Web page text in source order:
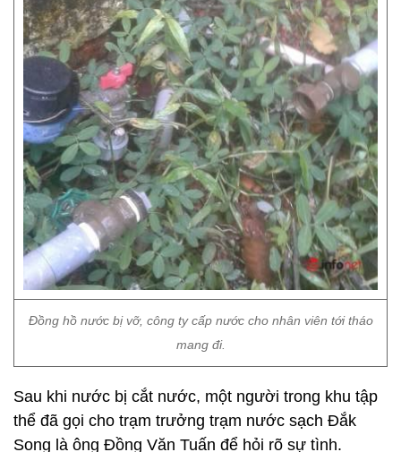
Đồng hồ nước bị vỡ, công ty cấp nước cho nhân viên tới tháo
mang đi.
Sau khi nước bị cắt nước, một người trong khu tập
thể đã gọi cho trạm trưởng trạm nước sạch Đắk
Song là ông Đồng Văn Tuấn để hỏi rõ sự tình.